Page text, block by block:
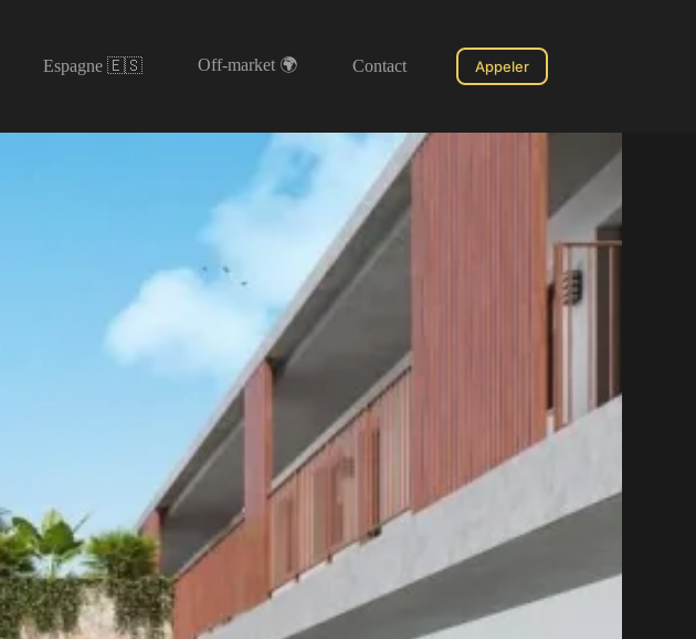
Espagne 🇪🇸 Off-market 🌍 Contact Appeler